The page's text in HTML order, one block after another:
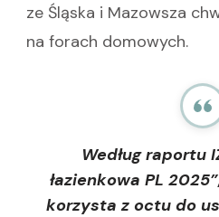
ze Śląska i Mazowsza
na forach domowych.
Według raportu
łazienkowa PL
korzysta z octu do